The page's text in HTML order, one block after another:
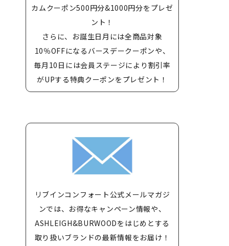
カムクーポン500円分&1000円分をプレゼ
ント！
さらに、お誕生日月には全商品対象
10％OFFになるバースデークーポンや、
毎月10日には会員ステージにより割引率
がUPする特典クーポンをプレゼント！
リブインコンフォート公式メールマガジ
ンでは、お得なキャンペーン情報や、
ASHLEIGH&BURWOODをはじめとする
取り扱いブランドの最新情報をお届け！